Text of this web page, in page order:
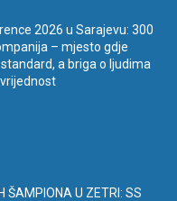
2026 u Sarajevu: 300
– mjesto gdje
a briga o ljudima
ŠAMPIONA U ZETRI: SS